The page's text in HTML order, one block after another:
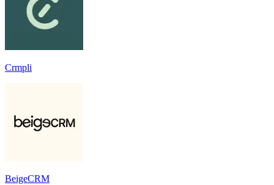
Crmpli
BeigeCRM